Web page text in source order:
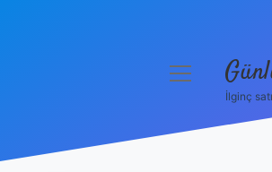
menüyü
İlginç